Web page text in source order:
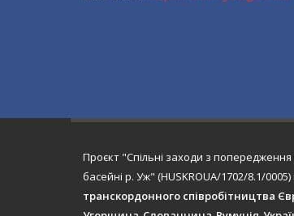
Проєкт "Спільні заходи з
басейні р. Уж" (HUSKROUA/1702/8.1/
транскордонного співробітництва